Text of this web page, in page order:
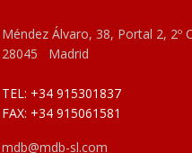
Méndez Álvaro, 38, Portal 2, 2º C
28045 Madrid
TEL: +34 915301837
FAX: +34 915061581
mdb@mdb-sl.com